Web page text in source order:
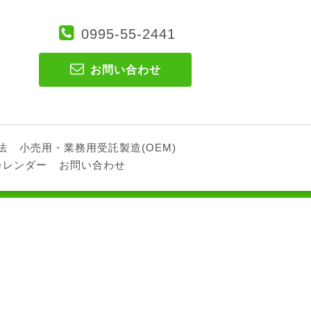
0995-55-2441
お問い合わせ
小売用・業務用受託製造(OEM)
レンダー
お問い合わせ